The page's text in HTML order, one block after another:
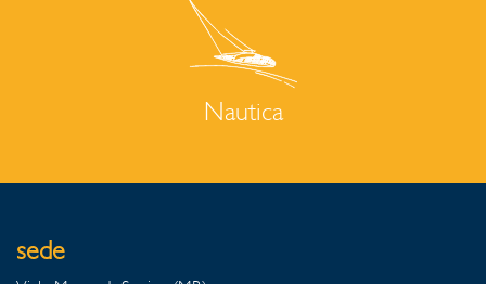
Nautica
sede